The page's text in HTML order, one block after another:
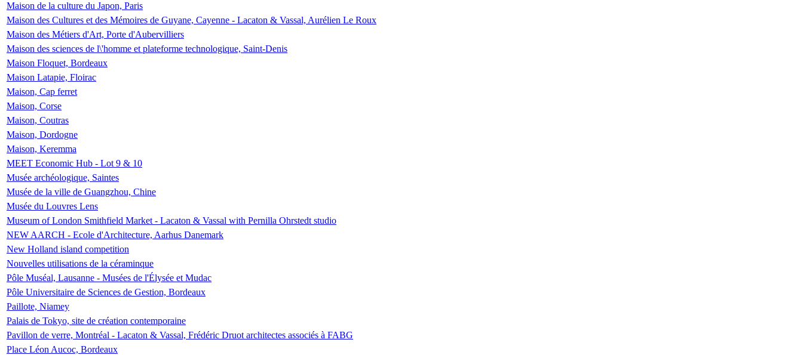
Maison de la culture du Japon, Paris
Maison des Cultures et des Mémoires de Guyane, Cayenne - Lacaton & Vassal, Aurélien Le Roux
Maison des Métiers d'Art, Porte d'Aubervilliers
Maison des sciences de l\'homme et plateforme technologique, Saint-Denis
Maison Floquet, Bordeaux
Maison Latapie, Floirac
Maison, Cap ferret
Maison, Corse
Maison, Coutras
Maison, Dordogne
Maison, Keremma
MEET Economic Hub - Lot 9 & 10
Musée archéologique, Saintes
Musée de la ville de Guangzhou, Chine
Musée du Louvres Lens
Museum of London Smithfield Market - Lacaton & Vassal with Pernilla Ohrstedt studio
NEW AARCH - Ecole d'Architecture, Aarhus Danemark
New Holland island competition
Nouvelles utilisations de la céraminque
Pôle Muséal, Lausanne - Musées de l'Élysée et Mudac
Pôle Universitaire de Sciences de Gestion, Bordeaux
Paillote, Niamey
Palais de Tokyo, site de création contemporaine
Pavillon de verre, Montréal - Lacaton & Vassal, Frédéric Druot architectes associés à FABG
Place Léon Aucoc, Bordeaux